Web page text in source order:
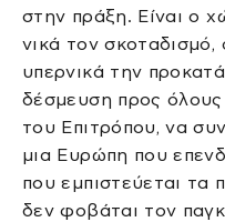
στην πράξη. Είναι ο
νικά τον
υπερνικά την
δέσμευση προς όλους
του Επιτρόπου, να
μια Ευρώπη που
που εμπιστεύεται τα
δεν φοβάται τον